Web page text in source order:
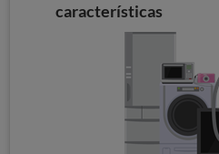
características